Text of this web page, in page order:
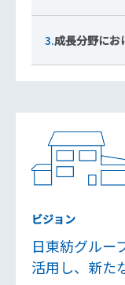
3.成長分野にお
ビジョン
日東紡グルー
活用し、新た